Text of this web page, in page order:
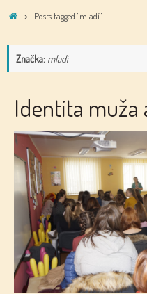
HomePosts tagged "mladí"
Značka: mladí
Identita muža